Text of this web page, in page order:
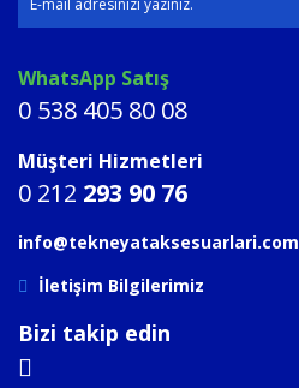
WhatsApp Satış
0 538 405 80 08
Müşteri Hizmetleri
0 212 293 90 76
info@tekneyataksesuarlari.com
İletişim Bilgilerimiz
Bizi takip edin